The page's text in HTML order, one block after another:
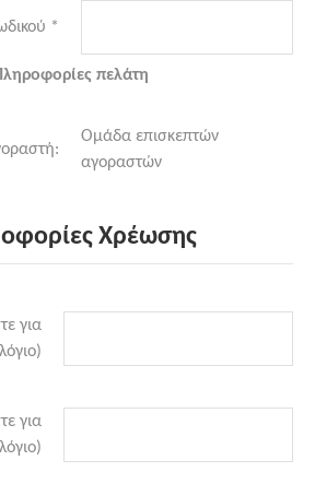
*
πελάτη
Ομάδα επισκεπτών
αγοραστών
Χρέωσης
για
για